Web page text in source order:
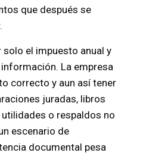
que después se
el impuesto anual y
La empresa
correcto y aun así tener
juradas, libros
o respaldos no
escenario de
documental pesa